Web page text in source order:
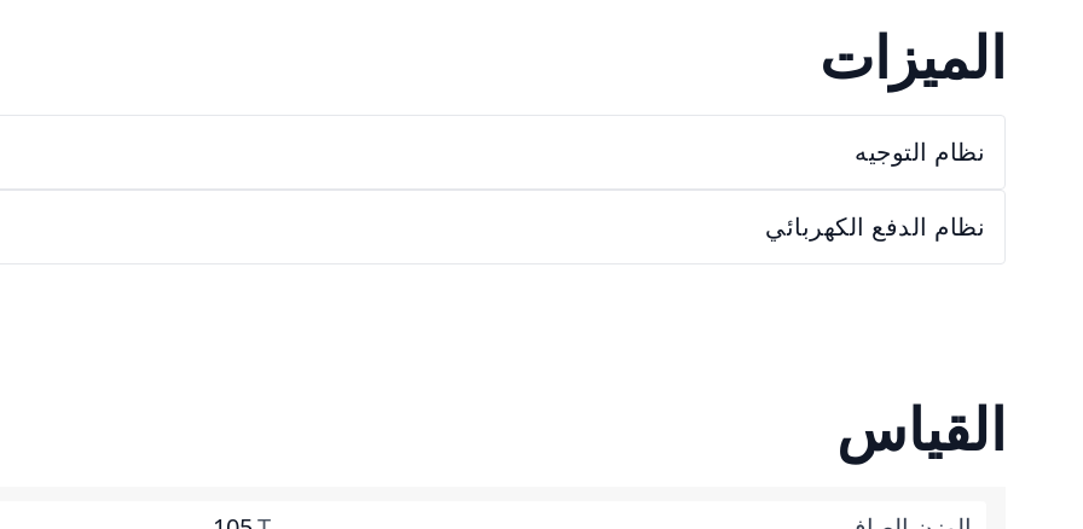
الميزات
نظام التوجيه
نظام الدفع الكهربائي
القياس